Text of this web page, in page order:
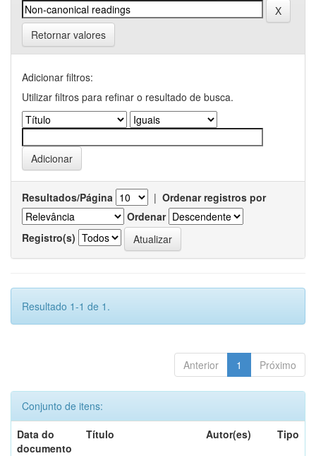
Retornar valores
Adicionar filtros:
Utilizar filtros para refinar o resultado de busca.
Resultados/Página | Ordenar registros por
Ordenar
Registro(s)
Resultado 1-1 de 1.
Anterior 1 Próximo
Conjunto de itens:
Data do
documento
Título Autor(es) Tipo